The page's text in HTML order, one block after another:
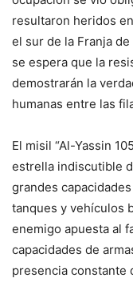
resultaron heridos
el sur de la Franja
se espera que la
demostrarán la
humanas entre las
El misil “Al-Yassin
estrella indiscutible
grandes
tanques y vehículos
enemigo apuesta al
capacidades de
presencia constante